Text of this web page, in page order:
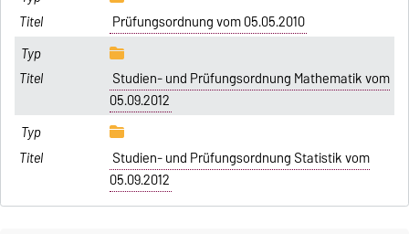
Prüfungsordnung vom 05.05.2010
Studien- und Prüfungsordnung Mathematik vom
05.09.2012
Studien- und Prüfungsordnung Statistik vom
05.09.2012